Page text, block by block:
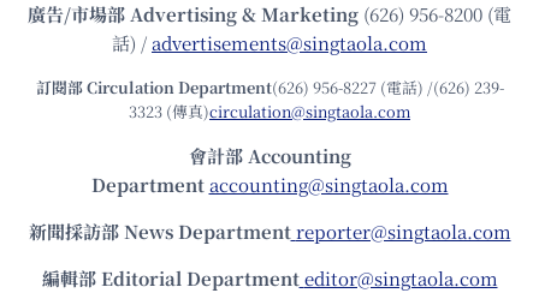
廣告/市場部Advertising & Marketing (626) 956-8200 (電
話) /advertisements@singtaola.com
訂閱部 Circulation Department(626) 956-8227 (電話) /(626) 239-
3323 (傳真)circulation@singtaola.com
會計部 Accounting
Department accounting@singtaola.com
新聞採訪部 News Department reporter@singtaola.com
編輯部 Editorial Department editor@singtaola.com